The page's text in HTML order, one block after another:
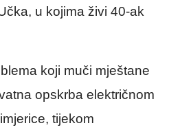
u kojima živi 40-ak
koji muči mještane
opskrba električnom
tijekom